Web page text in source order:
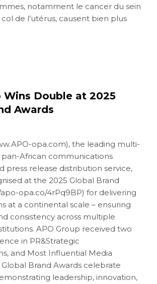
notamment le cancer du sein
de l’utérus, causent bien plus
Wins Double at 2025
Awards
opa.com), the leading multi-
pan-African communications
press release distribution service,
at the 2025 Global Brand
opa.co/4rPq9BP) for delivering
at a continental scale – ensuring
consistency across multiple
APO Group received two
in PR&Strategic
and Most Influential Media
Brand Awards celebrate
leadership, innovation,